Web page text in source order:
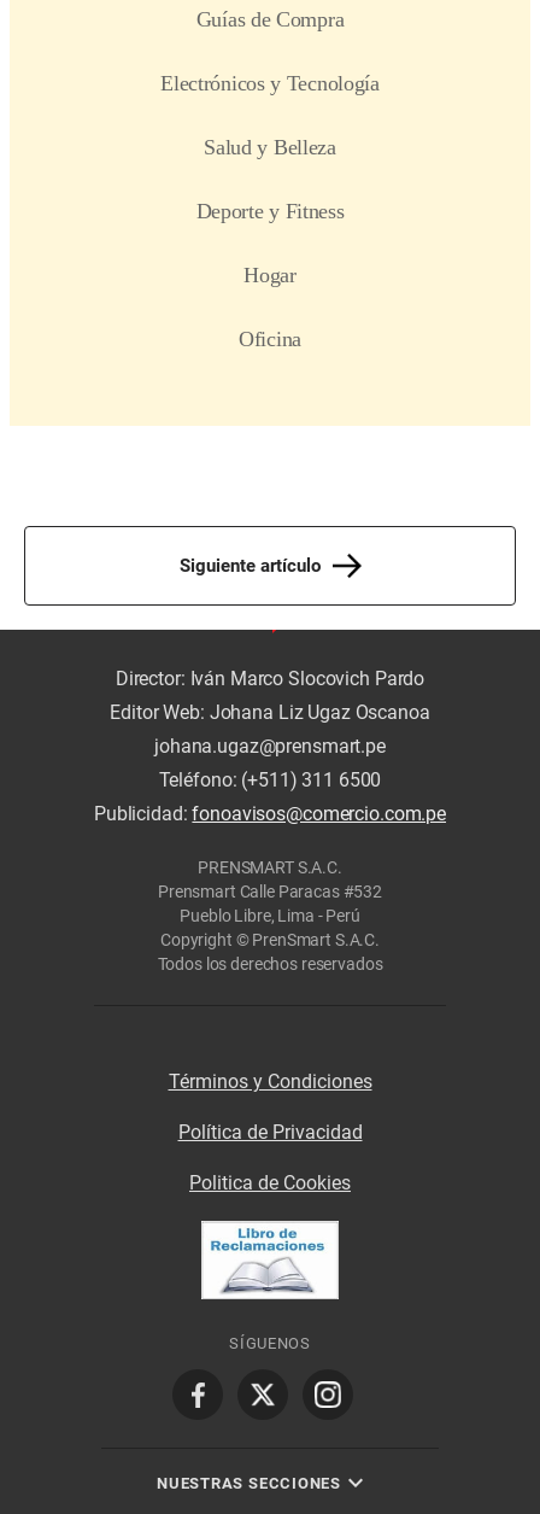
Siguiente artículo
Director: Iván Marco Slocovich Pardo
Editor Web: Johana Liz Ugaz Oscanoa
johana.ugaz@prensmart.pe
Teléfono: (+511) 311 6500
Publicidad:fonoavisos@comercio.com.pe
PRENSMART S.A.C.
Prensmart Calle Paracas #532
Pueblo Libre, Lima - Perú
Copyright © PrenSmart S.A.C.
Todos los derechos reservados
Términos y Condiciones
Política de Privacidad
Politica de Cookies
SÍGUENOS
NUESTRAS SECCIONES